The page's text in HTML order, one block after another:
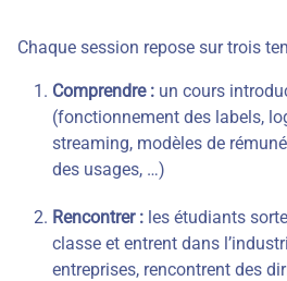
Chaque session repose sur trois
Comprendre : un cours
(fonctionnement des labels,
streaming, modèles de
des usages, …)
Rencontrer : les étudiants
classe et entrent dans
entreprises, rencontrent des